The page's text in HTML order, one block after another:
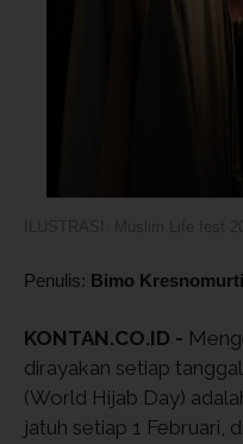
Penulis: Bimo Kresnomurti
KONTAN.CO.ID -
dirayakan setiap
(World Hijab Day)
jatuh setiap 1 Februari,